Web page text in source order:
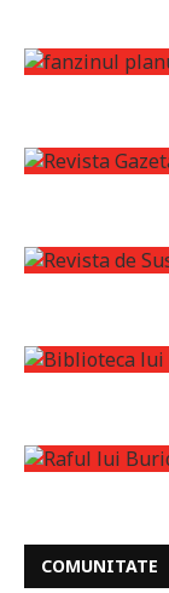
COMUNITATE